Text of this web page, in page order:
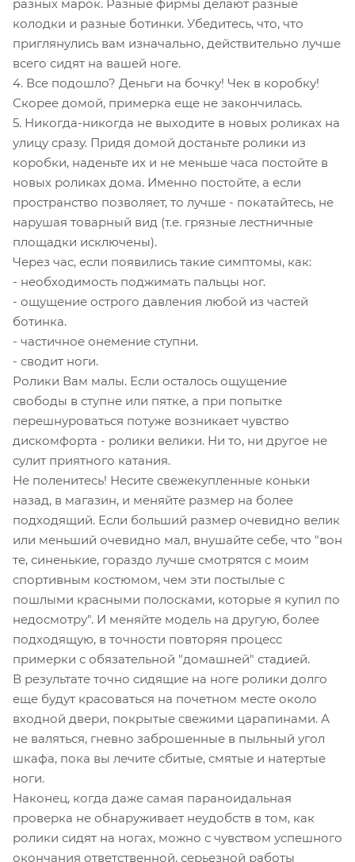
разных марок. Разные фирмы делают разные
колодки и разные ботинки. Убедитесь, что, что
приглянулись вам изначально, действительно лучше
всего сидят на вашей ноге.
4. Все подошло? Деньги на бочку! Чек в коробку!
Скорее домой, примерка еще не закончилась.
5. Никогда-никогда не выходите в новых роликах на
улицу сразу. Придя домой достаньте ролики из
коробки, наденьте их и не меньше часа постойте в
новых роликах дома. Именно постойте, а если
пространство позволяет, то лучше - покатайтесь, не
нарушая товарный вид (т.е. грязные лестничные
площадки исключены).
Через час, если появились такие симптомы, как:
- необходимость поджимать пальцы ног.
- ощущение острого давления любой из частей
ботинка.
- частичное онемение ступни.
- сводит ноги.
Ролики Вам малы. Если осталось ощущение
свободы в ступне или пятке, а при попытке
перешнуроваться потуже возникает чувство
дискомфорта - ролики велики. Ни то, ни другое не
сулит приятного катания.
Не поленитесь! Несите свежекупленные коньки
назад, в магазин, и меняйте размер на более
подходящий. Если больший размер очевидно велик
или меньший очевидно мал, внушайте себе, что "вон
те, синенькие, гораздо лучше смотрятся с моим
спортивным костюмом, чем эти постылые с
пошлыми красными полосками, которые я купил по
недосмотру". И меняйте модель на другую, более
подходящую, в точности повторяя процесс
примерки с обязательной "домашней" стадией.
В результате точно сидящие на ноге ролики долго
еще будут красоваться на почетном месте около
входной двери, покрытые свежими царапинами. А
не валяться, гневно заброшенные в пыльный угол
шкафа, пока вы лечите сбитые, смятые и натертые
ноги.
Наконец, когда даже самая параноидальная
проверка не обнаруживает неудобств в том, как
ролики сидят на ногах, можно с чувством успешного
окончания ответственной, серьезной работы